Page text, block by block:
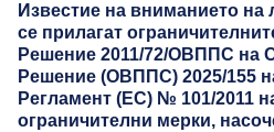
Известие на вниманието на
се прилагат
Решение 2011/72/ОВППС на
Решение (ОВППС) 2025/155
Регламент (EС) № 101/2011
ограничителни мерки,